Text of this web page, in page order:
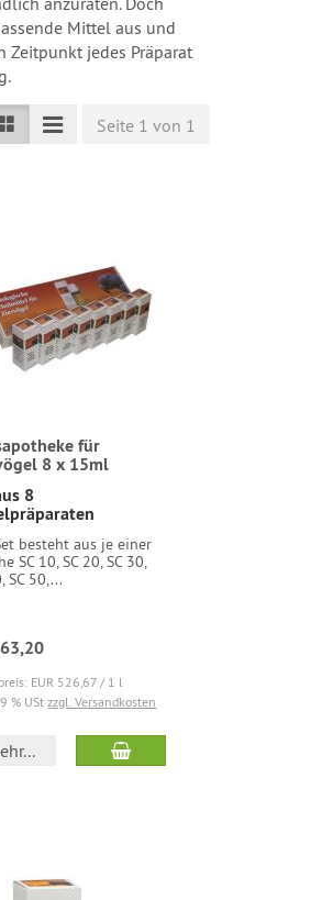
Mittel aus und
Zeitpunkt jedes Präparat
Seite 1 von 1
für
8 x 15ml
8
besteht aus je einer
SC 10, SC 20, SC 30,
SC 50,...
EUR 526,67 / 1 l
% UStzzgl. Versandkosten